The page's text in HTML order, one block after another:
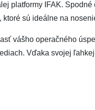
platformy IFAK.
sú ideálne na
vášho operačného
Vďaka svojej